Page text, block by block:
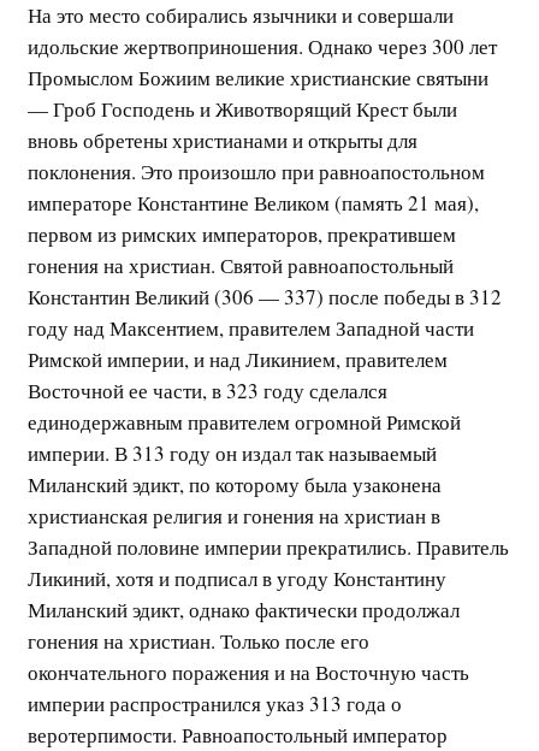
На это место собирались язычники и совершали
идольские жертвоприношения. Однако через 300 лет
Промыслом Божиим великие христианские святыни
— Гроб Господень и Животворящий Крест были
вновь обретены христианами и открыты для
поклонения. Это произошло при равноапостольном
императоре Константине Великом (память 21 мая),
первом из римских императоров, прекратившем
гонения на христиан. Святой равноапостольный
Константин Великий (306 — 337) после победы в 312
году над Максентием, правителем Западной части
Римской империи, и над Ликинием, правителем
Восточной ее части, в 323 году сделался
единодержавным правителем огромной Римской
империи. В 313 году он издал так называемый
Миланский эдикт, по которому была узаконена
христианская религия и гонения на христиан в
Западной половине империи прекратились. Правитель
Ликиний, хотя и подписал в угоду Константину
Миланский эдикт, однако фактически продолжал
гонения на христиан. Только после его
окончательного поражения и на Восточную часть
империи распространился указ 313 года о
веротерпимости. Равноапостольный император